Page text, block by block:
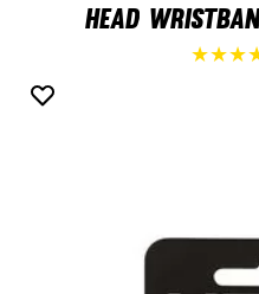
Head